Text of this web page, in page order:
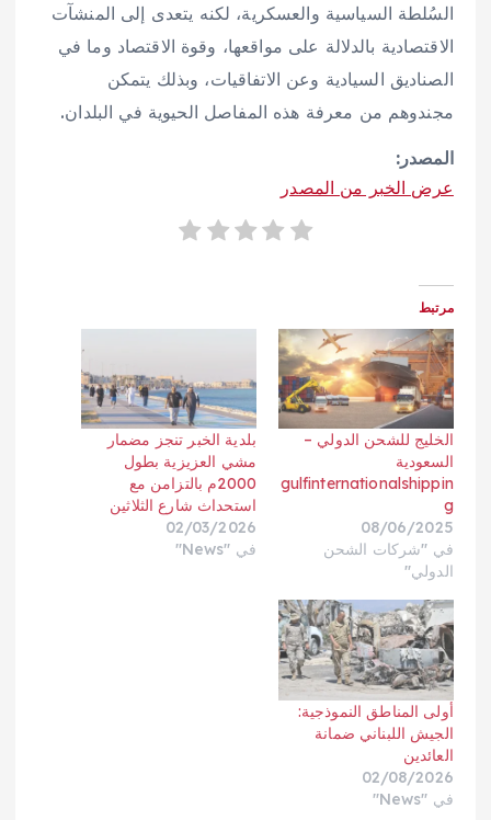
السُلطة السياسية والعسكرية، لكنه يتعدى إلى المنشآت
الاقتصادية بالدلالة على مواقعها، وقوة الاقتصاد وما في
الصناديق السيادية وعن الاتفاقيات، وبذلك يتمكن
مجندوهم من معرفة هذه المفاصل الحيوية في البلدان.
المصدر:
عرض الخبر من المصدر
مرتبط
الخليج للشحن الدولي –
السعودية
gulfinternationalshippin
g
08/06/2025
في "شركات الشحن
الدولي"
بلدية الخبر تنجز مضمار
مشي العزيزية بطول
2000م بالتزامن مع
استحداث شارع الثلاثين
02/03/2026
في "News"
أولى المناطق النموذجية:
الجيش اللبناني ضمانة
العائدين
02/08/2026
في "News"